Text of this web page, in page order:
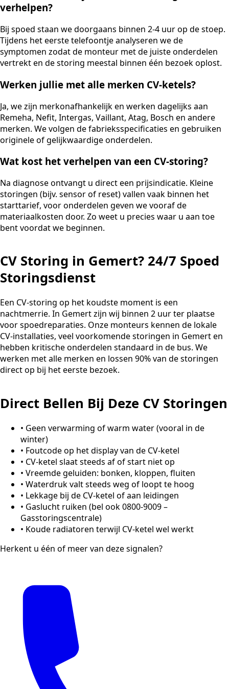
verhelpen?
Bij spoed staan we doorgaans binnen 2-4 uur op de stoep.
Tijdens het eerste telefoontje analyseren we de
symptomen zodat de monteur met de juiste onderdelen
vertrekt en de storing meestal binnen één bezoek oplost.
Werken jullie met alle merken CV-ketels?
Ja, we zijn merkonafhankelijk en werken dagelijks aan
Remeha, Nefit, Intergas, Vaillant, Atag, Bosch en andere
merken. We volgen de fabrieksspecificaties en gebruiken
originele of gelijkwaardige onderdelen.
Wat kost het verhelpen van een CV-storing?
Na diagnose ontvangt u direct een prijsindicatie. Kleine
storingen (bijv. sensor of reset) vallen vaak binnen het
starttarief, voor onderdelen geven we vooraf de
materiaalkosten door. Zo weet u precies waar u aan toe
bent voordat we beginnen.
CV Storing in Gemert? 24/7 Spoed
Storingsdienst
Een CV-storing op het koudste moment is een
nachtmerrie. In Gemert zijn wij binnen 2 uur ter plaatse
voor spoedreparaties. Onze monteurs kennen de lokale
CV-installaties, veel voorkomende storingen in Gemert en
hebben kritische onderdelen standaard in de bus. We
werken met alle merken en lossen 90% van de storingen
direct op bij het eerste bezoek.
Direct Bellen Bij Deze CV Storingen
• Geen verwarming of warm water (vooral in de
winter)
• Foutcode op het display van de CV-ketel
• CV-ketel slaat steeds af of start niet op
• Vreemde geluiden: bonken, kloppen, fluiten
• Waterdruk valt steeds weg of loopt te hoog
• Lekkage bij de CV-ketel of aan leidingen
• Gaslucht ruiken (bel ook 0800-9009 –
Gasstoringscentrale)
• Koude radiatoren terwijl CV-ketel wel werkt
Herkent u één of meer van deze signalen?